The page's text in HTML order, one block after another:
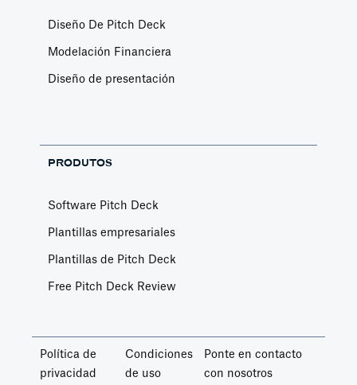
Diseño De Pitch Deck
Modelación Financiera
Diseño de presentación
PRODUTOS
Software Pitch Deck
Plantillas empresariales
Plantillas de Pitch Deck
Free Pitch Deck Review
Política de
privacidad
Condiciones
de uso
Ponte en contacto
con nosotros